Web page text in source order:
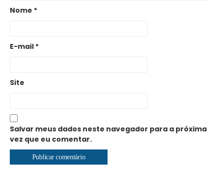
Nome *
E-mail *
Site
Salvar meus dados neste navegador para a próxima
vez que eu comentar.